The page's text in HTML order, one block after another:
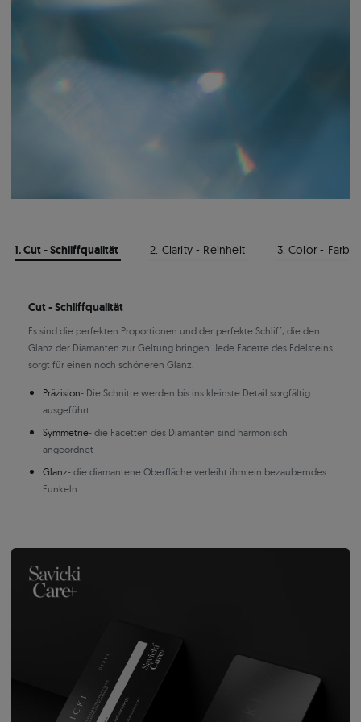
1. Cut - Schliffqualität 2. Clarity - Reinheit 3. Color - Farbe
Cut - Schliffqualität
Es sind die perfekten Proportionen und der perfekte Schliff, die den
Glanz der Diamanten zur Geltung bringen. Jede Facette des Edelsteins
sorgt für einen noch schöneren Glanz.
Präzision- Die Schnitte werden bis ins kleinste Detail sorgfältig
ausgeführt.
Symmetrie- die Facetten des Diamanten sind harmonisch
angeordnet
Glanz- die diamantene Oberfläche verleiht ihm ein bezauberndes
Funkeln